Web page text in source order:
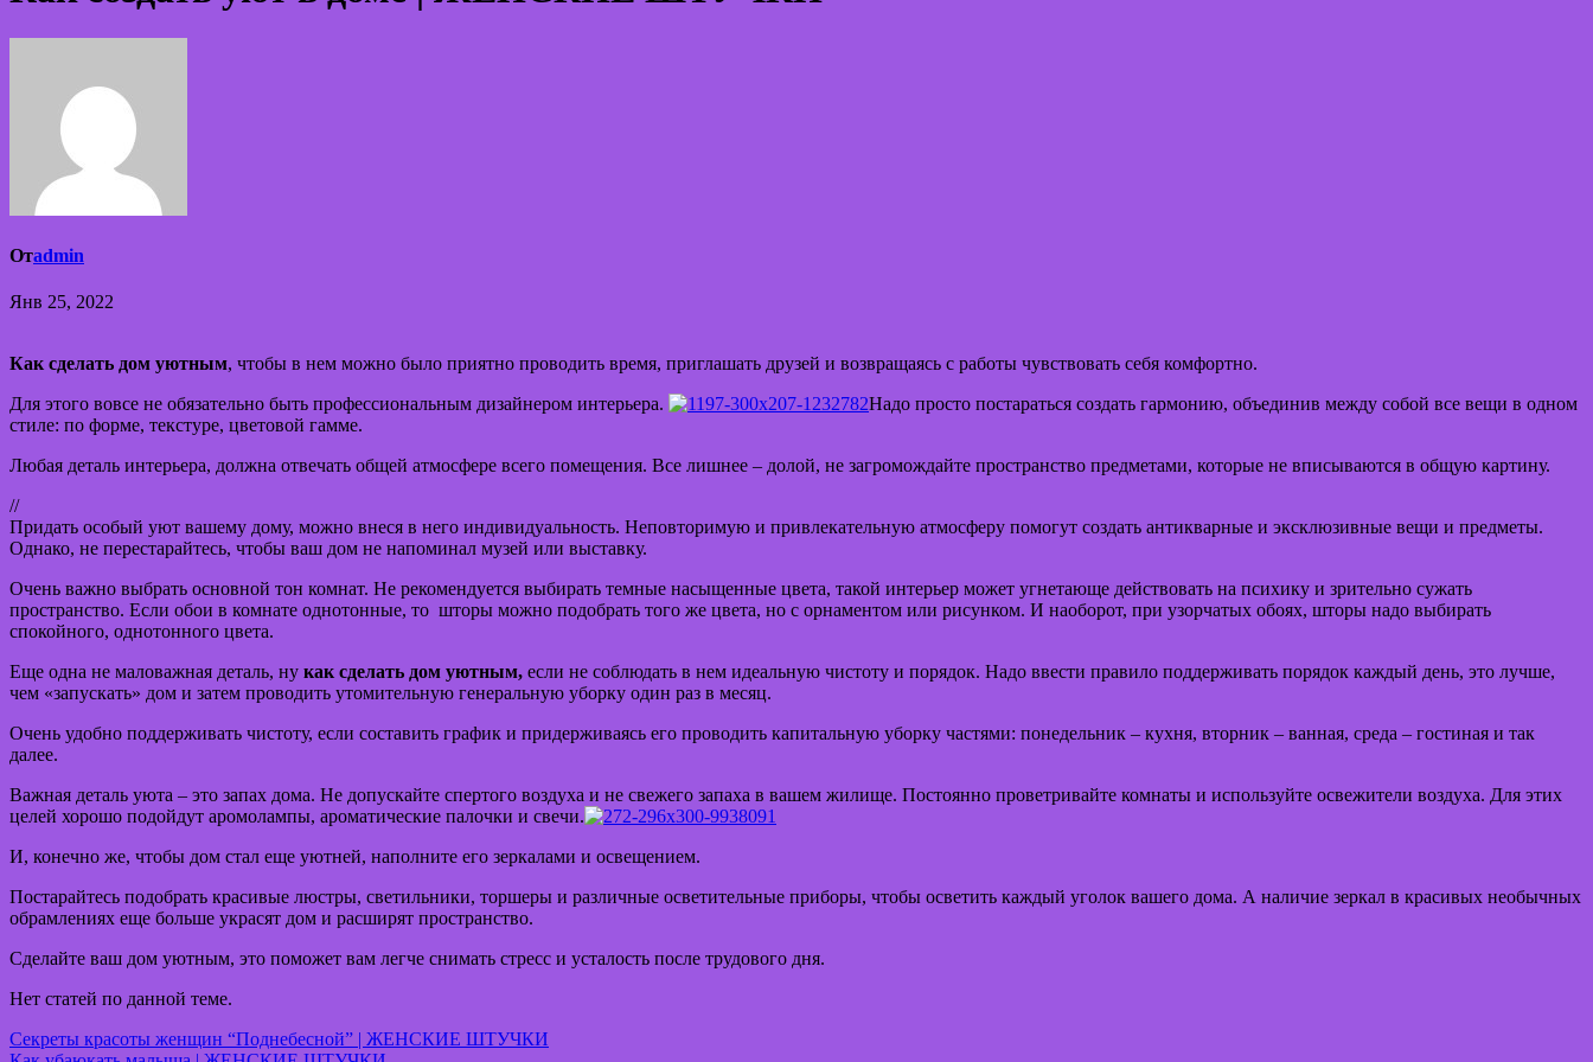
Отadmin
Янв 25, 2022
Как сделать дом уютным, чтобы в нем можно было приятно проводить время, приглашать друзей и возвращаясь с работы чувствовать себя комфортно.
Для этого вовсе не обязательно быть профессиональным дизайнером интерьера.
Надо просто постараться создать гармонию, объединив между собой все вещи в одном
стиле: по форме, текстуре, цветовой гамме.
Любая деталь интерьера, должна отвечать общей атмосфере всего помещения. Все лишнее – долой, не загромождайте пространство предметами, которые не вписываются в общую картину.
//
Придать особый уют вашему дому, можно внеся в него индивидуальность. Неповторимую и привлекательную атмосферу помогут создать антикварные и эксклюзивные вещи и предметы.
Однако, не перестарайтесь, чтобы ваш дом не напоминал музей или выставку.
Очень важно выбрать основной тон комнат. Не рекомендуется выбирать темные насыщенные цвета, такой интерьер может угнетающе действовать на психику и зрительно сужать
пространство. Если обои в комнате однотонные, то шторы можно подобрать того же цвета, но с орнаментом или рисунком. И наоборот, при узорчатых обоях, шторы надо выбирать
спокойного, однотонного цвета.
Еще одна не маловажная деталь, ну как сделать дом уютным, если не соблюдать в нем идеальную чистоту и порядок. Надо ввести правило поддерживать порядок каждый день, это лучше,
чем «запускать» дом и затем проводить утомительную генеральную уборку один раз в месяц.
Очень удобно поддерживать чистоту, если составить график и придерживаясь его проводить капитальную уборку частями: понедельник – кухня, вторник – ванная, среда – гостиная и так
далее.
Важная деталь уюта – это запах дома. Не допускайте спертого воздуха и не свежего запаха в вашем жилище. Постоянно проветривайте комнаты и используйте освежители воздуха. Для этих
целей хорошо подойдут аромолампы, ароматические палочки и свечи.
И, конечно же, чтобы дом стал еще уютней, наполните его зеркалами и освещением.
Постарайтесь подобрать красивые люстры, светильники, торшеры и различные осветительные приборы, чтобы осветить каждый уголок вашего дома. А наличие зеркал в красивых необычных
обрамлениях еще больше украсят дом и расширят пространство.
Сделайте ваш дом уютным, это поможет вам легче снимать стресс и усталость после трудового дня.
Нет статей по данной теме.
Навигация
Секреты красоты женщин “Поднебесной” | ЖЕНСКИЕ ШТУЧКИ